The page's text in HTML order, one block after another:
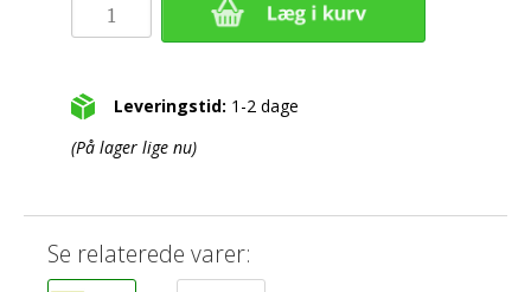
Leveringstid: 1-2 dage
(På lager lige nu)
Se relaterede varer: